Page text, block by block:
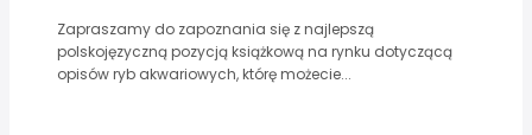
Zapraszamy do zapoznania się z najlepszą
polskojęzyczną pozycją książkową na rynku dotyczącą
opisów ryb akwariowych, którę możecie...